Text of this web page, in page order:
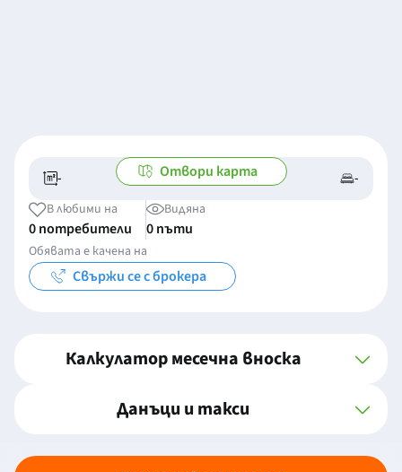
- -/- -
Отвори карта
В любими на
0 потребители
Видяна
0 пъти
Обявата е качена на
Свържи се с брокера
Калкулатор месечна вноска
Данъци и такси